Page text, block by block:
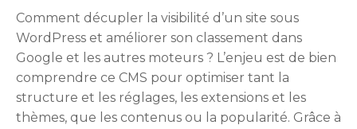
Comment décupler la visibilité d’un site sous
WordPress et améliorer son classement dans
Google et les autres moteurs ? L’enjeu est de bien
comprendre ce CMS pour optimiser tant la
structure et les réglages, les extensions et les
thèmes, que les contenus ou la popularité. Grâce à